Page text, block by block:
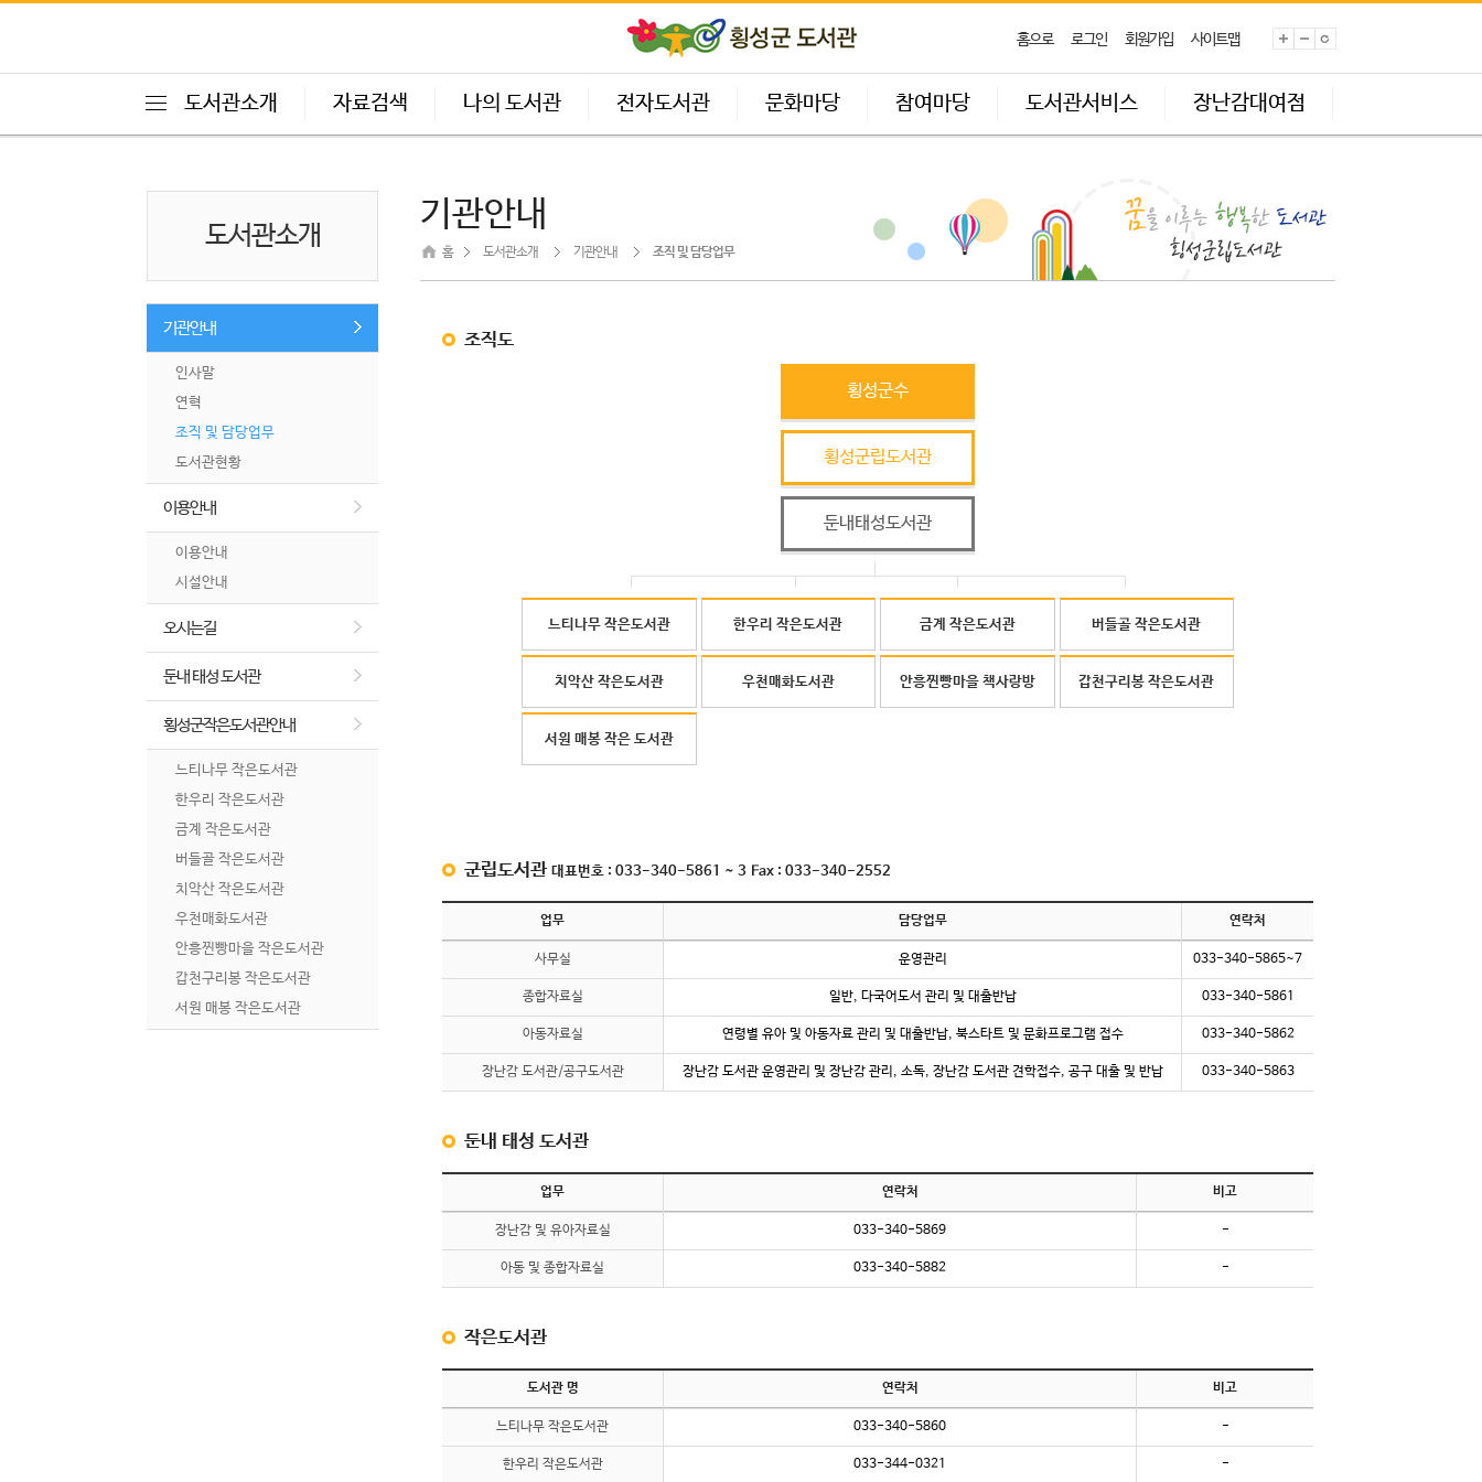
홈으로 로그인 회원가입 사이트맵
도서관소개 자료검색 나의 도서관 전자도서관 문화마당 참여마당 도서관서비스 장난감대여점
도서관소개
기관안내
인사말
연혁
조직 및 담당업무
도서관현황
이용안내
이용안내
시설안내
오시는길
둔내 태성 도서관
횡성군작은도서관안내
느티나무 작은도서관
한우리 작은도서관
금계 작은도서관
버들골 작은도서관
치악산 작은도서관
우천매화도서관
안흥찐빵마을 작은도서관
갑천구리봉 작은도서관
서원 매봉 작은도서관
기관안내
홈 도서관소개 기관안내 조직 및 담당업무
조직도
횡성군수
횡성군립도서관
둔내태성도서관
느티나무 작은도서관 한우리 작은도서관 금계 작은도서관 버들골 작은도서관
치악산 작은도서관 우천매화도서관 안흥찐빵마을 책사랑방 갑천구리봉 작은도서관
서원 매봉 작은 도서관
군립도서관 대표번호 : 033-340-5861 ~ 3 Fax : 033-340-2552
업무 담당업무 연락처
사무실 운영관리 033-340-5865~7
종합자료실 일반, 다국어도서 관리 및 대출반납 033-340-5861
아동자료실 연령별 유아 및 아동자료 관리 및 대출반납, 북스타트 및 문화프로그램 접수 033-340-5862
장난감 도서관/공구도서관 장난감 도서관 운영관리 및 장난감 관리, 소독, 장난감 도서관 견학접수, 공구 대출 및 반납 033-340-5863
둔내 태성 도서관
업무 연락처 비고
장난감 및 유아자료실 033-340-5869 -
아동 및 종합자료실 033-340-5882 -
작은도서관
도서관 명 연락처 비고
느티나무 작은도서관 033-340-5860 -
한우리 작은도서관 033-344-0321 -